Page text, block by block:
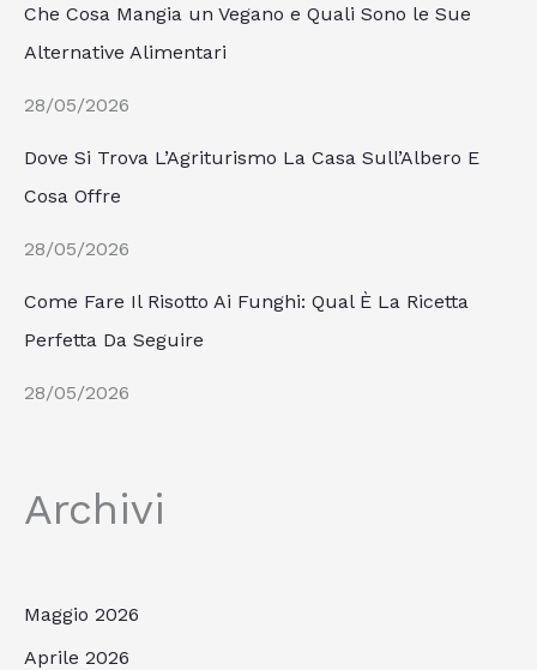
Che Cosa Mangia un Vegano e Quali Sono le Sue
Alternative Alimentari
28/05/2026
Dove Si Trova L’Agriturismo La Casa Sull’Albero E
Cosa Offre
28/05/2026
Come Fare Il Risotto Ai Funghi: Qual È La Ricetta
Perfetta Da Seguire
28/05/2026
Archivi
Maggio 2026
Aprile 2026